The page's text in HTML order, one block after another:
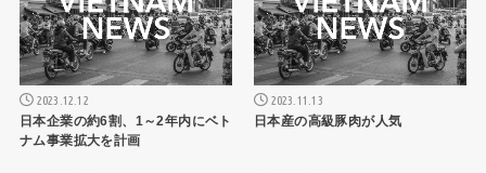
2023.12.12
日本企業の約6割、1～2年内にベト
ナム事業拡大を計画
2023.11.13
日本産の高級豚肉が人気